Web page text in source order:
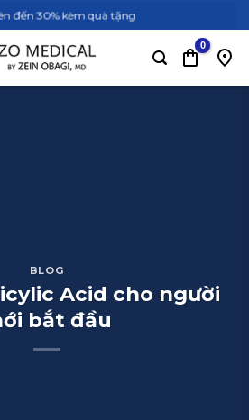
đến 30% kèm quà tặng
BLOG
Acid cho người
bắt đầu